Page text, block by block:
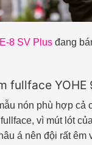
8 SV Plus đang
fullface YOHE
nón phù hợp cả
vì mút lót
á nên đội rất êm